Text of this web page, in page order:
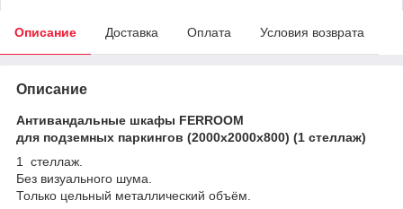
Описание Доставка Оплата Условия возврата
Описание
Антивандальные шкафы FERROOM
для подземных паркингов (2000х2000х800) (1 стеллаж)
1 стеллаж.
Без визуального шума.
Только цельный металлический объём.